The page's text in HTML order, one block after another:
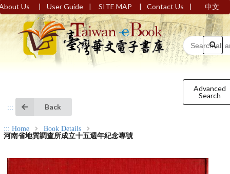
Us | User Guide | SITE MAP | Contact Us | 中文
Advanced
Search
::: Back
::: Home
Book Details
河南省地質調查所成立十五週年紀念專號